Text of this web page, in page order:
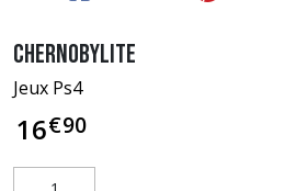
Chernobylite
Jeux Ps4
16€90